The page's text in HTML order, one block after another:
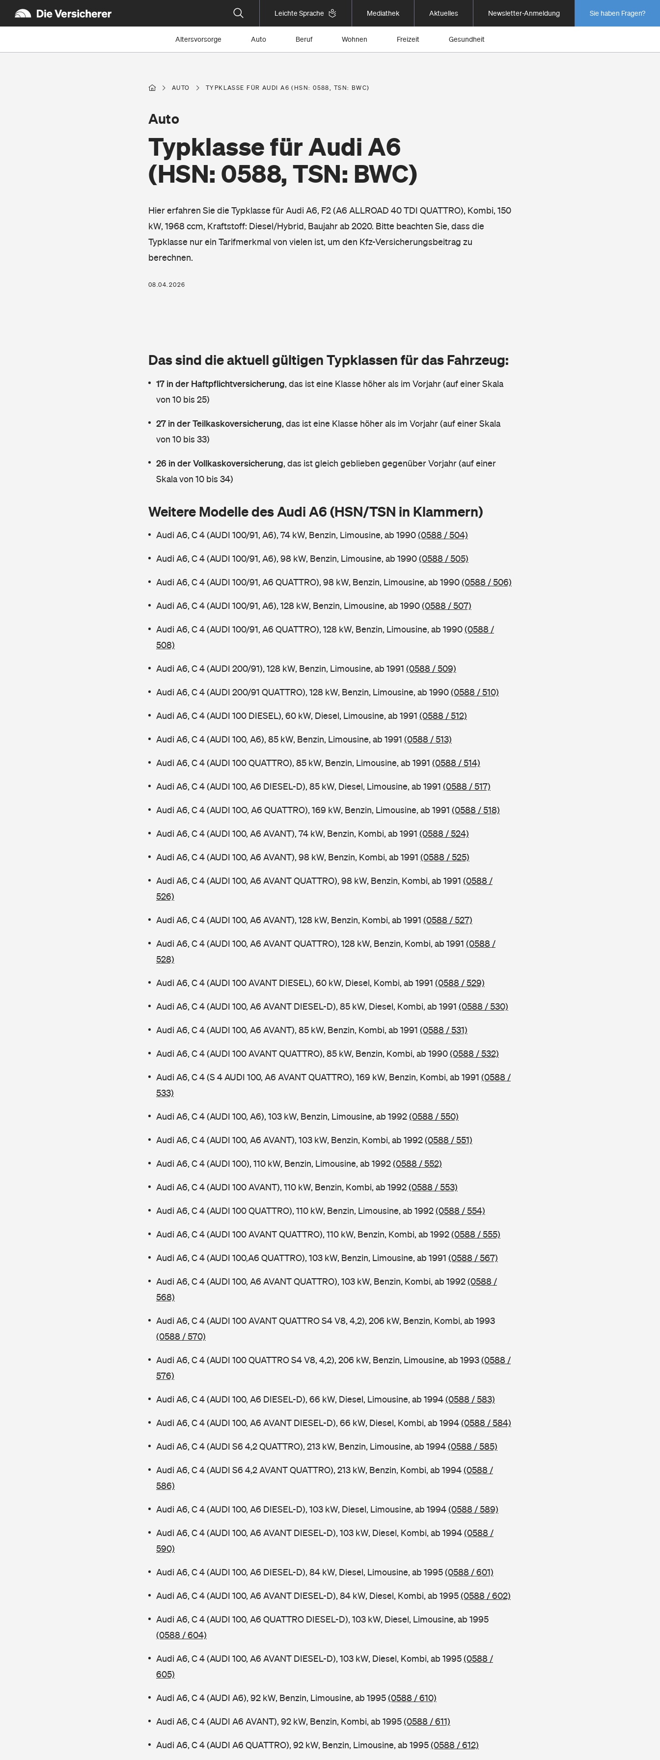
Leichte Sprache Mediathek Aktuelles Newsletter-Anmeldung Sie haben Fragen?
Altersvorsorge Auto Beruf Wohnen Freizeit Gesundheit
AUTO TYPKLASSE FÜR AUDI A6 (HSN: 0588, TSN: BWC)
Typklasse für Audi A6
(HSN: 0588, TSN: BWC)
Auto
Hier erfahren Sie die Typklasse für Audi A6, F2 (A6 ALLROAD 40 TDI QUATTRO), Kombi, 150
kW, 1968 ccm, Kraftstoff: Diesel/Hybrid, Baujahr ab 2020. Bitte beachten Sie, dass die
Typklasse nur ein Tarifmerkmal von vielen ist, um den Kfz-Versicherungsbeitrag zu
berechnen.
08.04.2026
Das sind die aktuell gültigen Typklassen für das Fahrzeug:
17 in der Haftpflichtversicherung, das ist eine Klasse höher als im Vorjahr (auf einer Skala
von 10 bis 25)
27 in der Teilkaskoversicherung, das ist eine Klasse höher als im Vorjahr (auf einer Skala
von 10 bis 33)
26 in der Vollkaskoversicherung, das ist gleich geblieben gegenüber Vorjahr (auf einer
Skala von 10 bis 34)
Weitere Modelle des Audi A6 (HSN/TSN in Klammern)
Audi A6, C 4 (AUDI 100/91, A6), 74 kW, Benzin, Limousine, ab 1990(0588 / 504)
Audi A6, C 4 (AUDI 100/91, A6), 98 kW, Benzin, Limousine, ab 1990(0588 / 505)
Audi A6, C 4 (AUDI 100/91, A6 QUATTRO), 98 kW, Benzin, Limousine, ab 1990(0588 / 506)
Audi A6, C 4 (AUDI 100/91, A6), 128 kW, Benzin, Limousine, ab 1990(0588 / 507)
Audi A6, C 4 (AUDI 100/91, A6 QUATTRO), 128 kW, Benzin, Limousine, ab 1990(0588 /
508)
Audi A6, C 4 (AUDI 200/91), 128 kW, Benzin, Limousine, ab 1991 (0588 / 509)
Audi A6, C 4 (AUDI 200/91 QUATTRO), 128 kW, Benzin, Limousine, ab 1990(0588 / 510)
Audi A6, C 4 (AUDI 100 DIESEL), 60 kW, Diesel, Limousine, ab 1991 (0588 / 512)
Audi A6, C 4 (AUDI 100, A6), 85 kW, Benzin, Limousine, ab 1991 (0588 / 513)
Audi A6, C 4 (AUDI 100 QUATTRO), 85 kW, Benzin, Limousine, ab 1991 (0588 / 514)
Audi A6, C 4 (AUDI 100, A6 DIESEL-D), 85 kW, Diesel, Limousine, ab 1991 (0588 / 517)
Audi A6, C 4 (AUDI 10O, A6 QUATTRO), 169 kW, Benzin, Limousine, ab 1991 (0588 / 518)
Audi A6, C 4 (AUDI 100, A6 AVANT), 74 kW, Benzin, Kombi, ab 1991 (0588 / 524)
Audi A6, C 4 (AUDI 100, A6 AVANT), 98 kW, Benzin, Kombi, ab 1991 (0588 / 525)
Audi A6, C 4 (AUDI 100, A6 AVANT QUATTRO), 98 kW, Benzin, Kombi, ab 1991 (0588 /
526)
Audi A6, C 4 (AUDI 100, A6 AVANT), 128 kW, Benzin, Kombi, ab 1991 (0588 / 527)
Audi A6, C 4 (AUDI 100, A6 AVANT QUATTRO), 128 kW, Benzin, Kombi, ab 1991 (0588 /
528)
Audi A6, C 4 (AUDI 100 AVANT DIESEL), 60 kW, Diesel, Kombi, ab 1991 (0588 / 529)
Audi A6, C 4 (AUDI 100, A6 AVANT DIESEL-D), 85 kW, Diesel, Kombi, ab 1991 (0588 / 530)
Audi A6, C 4 (AUDI 100, A6 AVANT), 85 kW, Benzin, Kombi, ab 1991 (0588 / 531)
Audi A6, C 4 (AUDI 100 AVANT QUATTRO), 85 kW, Benzin, Kombi, ab 1990(0588 / 532)
Audi A6, C 4 (S 4 AUDI 100, A6 AVANT QUATTRO), 169 kW, Benzin, Kombi, ab 1991 (0588 /
533)
Audi A6, C 4 (AUDI 100, A6), 103 kW, Benzin, Limousine, ab 1992(0588 / 550)
Audi A6, C 4 (AUDI 100, A6 AVANT), 103 kW, Benzin, Kombi, ab 1992(0588 / 551)
Audi A6, C 4 (AUDI 100), 110 kW, Benzin, Limousine, ab 1992(0588 / 552)
Audi A6, C 4 (AUDI 100 AVANT), 110 kW, Benzin, Kombi, ab 1992(0588 / 553)
Audi A6, C 4 (AUDI 100 QUATTRO), 110 kW, Benzin, Limousine, ab 1992(0588 / 554)
Audi A6, C 4 (AUDI 100 AVANT QUATTRO), 110 kW, Benzin, Kombi, ab 1992(0588 / 555)
Audi A6, C 4 (AUDI 100,A6 QUATTRO), 103 kW, Benzin, Limousine, ab 1991 (0588 / 567)
Audi A6, C 4 (AUDI 100, A6 AVANT QUATTRO), 103 kW, Benzin, Kombi, ab 1992(0588 /
568)
Audi A6, C 4 (AUDI 100 AVANT QUATTRO S4 V8, 4,2), 206 kW, Benzin, Kombi, ab 1993
(0588 / 570)
Audi A6, C 4 (AUDI 100 QUATTRO S4 V8, 4,2), 206 kW, Benzin, Limousine, ab 1993(0588 /
576)
Audi A6, C 4 (AUDI 100, A6 DIESEL-D), 66 kW, Diesel, Limousine, ab 1994(0588 / 583)
Audi A6, C 4 (AUDI 100, A6 AVANT DIESEL-D), 66 kW, Diesel, Kombi, ab 1994(0588 / 584)
Audi A6, C 4 (AUDI S6 4,2 QUATTRO), 213 kW, Benzin, Limousine, ab 1994(0588 / 585)
Audi A6, C 4 (AUDI S6 4,2 AVANT QUATTRO), 213 kW, Benzin, Kombi, ab 1994(0588 /
586)
Audi A6, C 4 (AUDI 100, A6 DIESEL-D), 103 kW, Diesel, Limousine, ab 1994(0588 / 589)
Audi A6, C 4 (AUDI 100, A6 AVANT DIESEL-D), 103 kW, Diesel, Kombi, ab 1994(0588 /
590)
Audi A6, C 4 (AUDI 100, A6 DIESEL-D), 84 kW, Diesel, Limousine, ab 1995(0588 / 601)
Audi A6, C 4 (AUDI 100, A6 AVANT DIESEL-D), 84 kW, Diesel, Kombi, ab 1995(0588 / 602)
Audi A6, C 4 (AUDI 100, A6 QUATTRO DIESEL-D), 103 kW, Diesel, Limousine, ab 1995
(0588 / 604)
Audi A6, C 4 (AUDI 100, A6 AVANT DIESEL-D), 103 kW, Diesel, Kombi, ab 1995(0588 /
605)
Audi A6, C 4 (AUDI A6), 92 kW, Benzin, Limousine, ab 1995(0588 / 610)
Audi A6, C 4 (AUDI A6 AVANT), 92 kW, Benzin, Kombi, ab 1995(0588 / 611)
Audi A6, C 4 (AUDI A6 QUATTRO), 92 kW, Benzin, Limousine, ab 1995(0588 / 612)